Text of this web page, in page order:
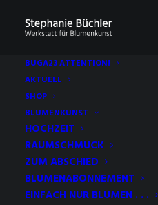
BUGA23 ATTENTION!
AKTUELL
SHOP
BLUMENKUNST
HOCHZEIT
RAUMSCHMUCK
ZUM ABSCHIED
BLUMENABONNEMENT
EINFACH NUR BLUMEN . . .